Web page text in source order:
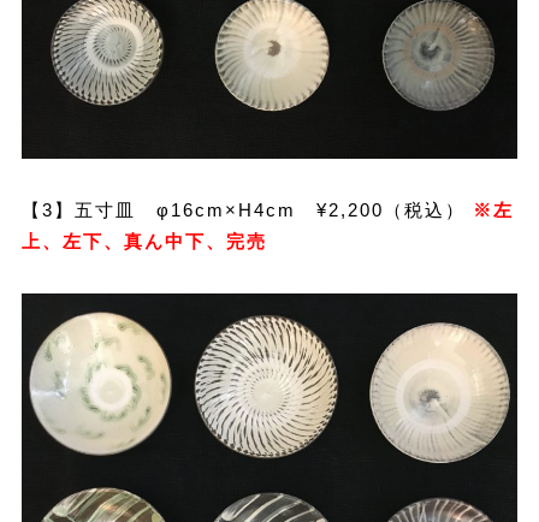
【3】五寸皿 φ16cm×H4cm ¥2,200（税込）
※左
上、左下、真ん中下、完売